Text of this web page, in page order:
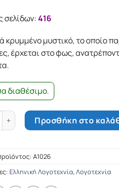
σελίδων:416
κρυµµένο µυστικό, το οποίο
έρχεται στο φως,
διαθέσιμο.
ποσότηταΠροσθήκη στο
Α1026
Ελληνική Λογοτεχνία,Λογοτεχνία